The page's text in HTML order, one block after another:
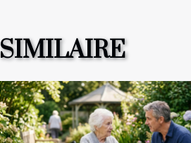
SIMILAIRE